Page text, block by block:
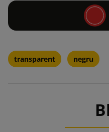
transparent negru